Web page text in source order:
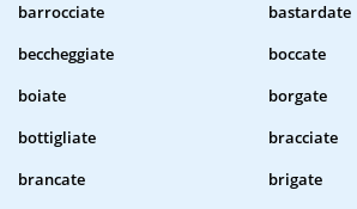
barrocciate
bastardate
beccheggiate
boccate
boiate
borgate
bottigliate
bracciate
brancate
brigate